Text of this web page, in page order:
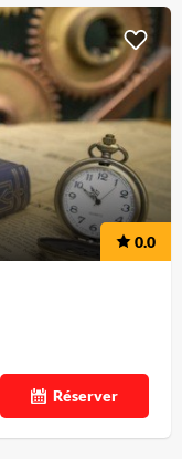
0.0
Réserver